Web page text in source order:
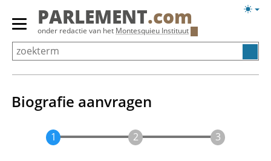
Overslaan
Primair
menu
tonen/verbergen
PARLEMENT.com
onder redactie van het Montesquieu Instituut
Biografie aanvragen